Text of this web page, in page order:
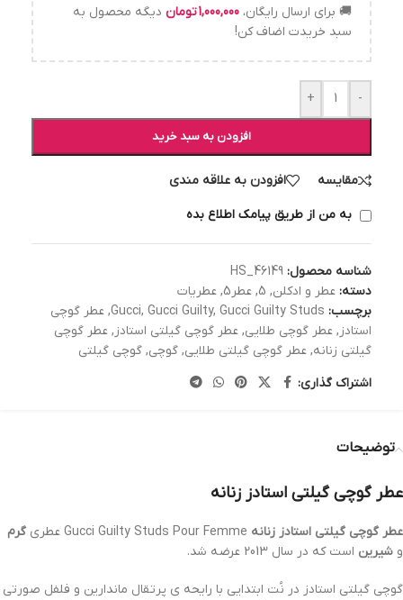
🚚 برای ارسال رایگان، 1,000,000تومان دیگه محصول به
سبد خریدت اضاف کن!
-
+
افزودن به سبد خرید
مقایسه افزودن به علاقه مندی
به من از طریق پیامک اطلاع بده
شناسه محصول: HS_46149
دسته: عطر و ادکلن,
5
, عطر5 , عطریات
برچسب:
Gucci, Gucci Guilty, Gucci Guilty Studs
, عطر گوچي
استادز, عطر گوچي طلایی, عطر گوچي گيلتي استادز, عطر گوچي
گيلتي زنانه, عطر گوچي گيلتي طلایی, گوچی, گوچی گیلتی
اشتراک گذاری:
توضیحات
عطر گوچی گیلتی استادز زنانه
عطر گوچی گیلتی استادز زنانه
گرم
و شیرین است که در سال 2013 عرضه شد.
گوچی گیلتی استادز در نُت ابتدایی با رایحه ی پرتقال ماندارین و فلفل صورتی